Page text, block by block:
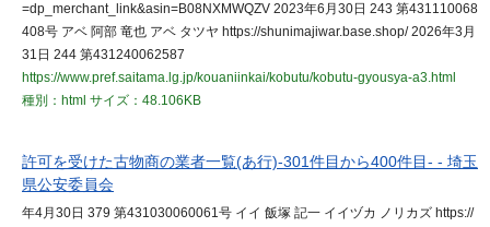
=dp_merchant_link&asin=B08NXMWQZV 2023年6月30日 243 第431110068
408号 アベ 阿部 竜也 アベ タツヤ https://shunimajiwar.base.shop/ 2026年3月
31日 244 第431240062587
https://www.pref.saitama.lg.jp/kouaniinkai/kobutu/kobutu-gyousya-a3.html
種別：html サイズ：48.106KB
許可を受けた古物商の業者一覧(あ行)-301件目から400件目- - 埼玉
県公安委員会
年4月30日 379 第431030060061号 イイ 飯塚 記一 イイヅカ ノリカズ https://